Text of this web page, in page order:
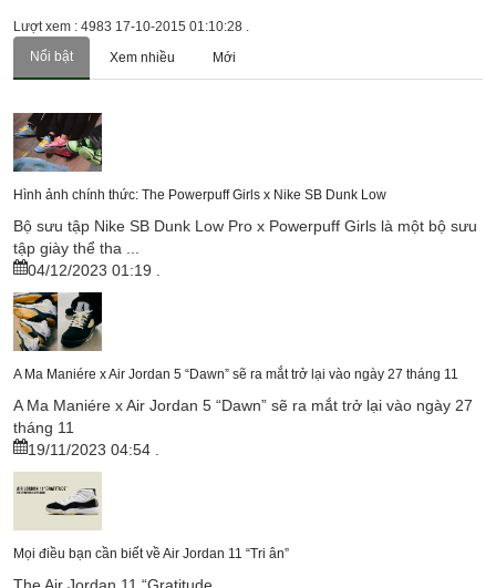
Lượt xem : 4983 17-10-2015 01:10:28 .
Nổi bật
Xem nhiều Mới
Hình ảnh chính thức: The Powerpuff Girls x Nike SB Dunk Low
Bộ sưu tập Nike SB Dunk Low Pro x Powerpuff Girls là một bộ sưu
tập giày thể tha ...
04/12/2023 01:19
A Ma Maniére x Air Jordan 5 “Dawn” sẽ ra mắt trở lại vào ngày 27 tháng 11
A Ma Maniére x Air Jordan 5 “Dawn” sẽ ra mắt trở lại vào ngày 27
tháng 11
19/11/2023 04:54
Mọi điều bạn cần biết về Air Jordan 11 “Tri ân”